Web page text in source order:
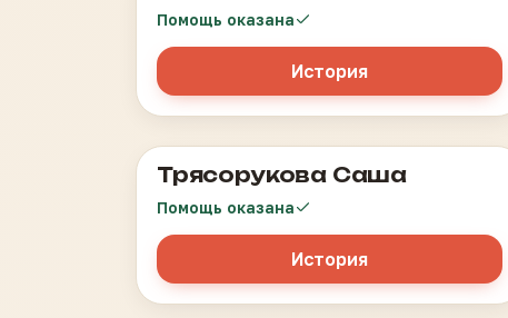
Помощь оказана
История
Ретинобластома
Трясорукова Саша
Помощь оказана
История